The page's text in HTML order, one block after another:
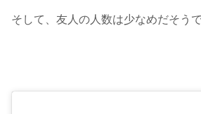
そして、友人の人数は少なめだそうで